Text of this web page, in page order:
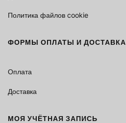
Политика файлов cookie
ФОРМЫ ОПЛАТЫ И ДОСТАВКА
Оплата
Доставка
МОЯ УЧЁТНАЯ ЗАПИСЬ